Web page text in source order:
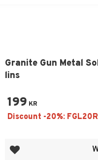
Granite Gun Metal
lins
199 KR
Add to favorites